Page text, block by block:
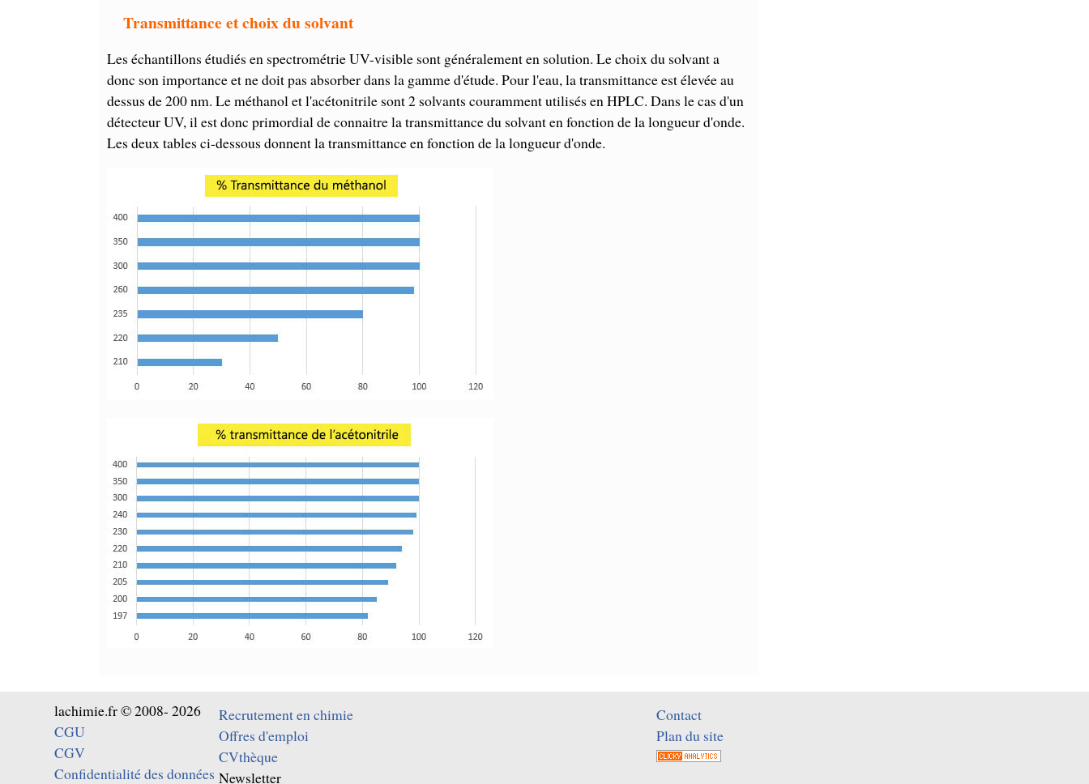
Transmittance et choix du solvant
Les échantillons étudiés en spectrométrie UV-visible sont généralement en solution. Le choix du solvant a
donc son importance et ne doit pas absorber dans la gamme d'étude. Pour l'eau, la transmittance est élevée au
dessus de 200 nm. Le méthanol et l'acétonitrile sont 2 solvants couramment utilisés en HPLC. Dans le cas d'un
détecteur UV, il est donc primordial de connaitre la transmittance du solvant en fonction de la longueur d'onde.
Les deux tables ci-dessous donnent la transmittance en fonction de la longueur d'onde.
lachimie.fr © 2008- 2026
CGU
CGV
Confidentialité des données
Recrutement en chimie
Offres d'emploi
CVthèque
Newsletter
Contact
Plan du site